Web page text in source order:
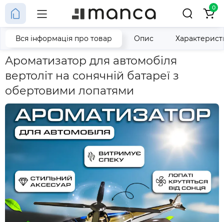
0
Головна Ароматизатор для автомобіля вертоліт на сонячній
Ароматизатор для автомобіля
вертоліт на сонячній батареї з
обертовими лопатями
Вся інформація про товар Опис